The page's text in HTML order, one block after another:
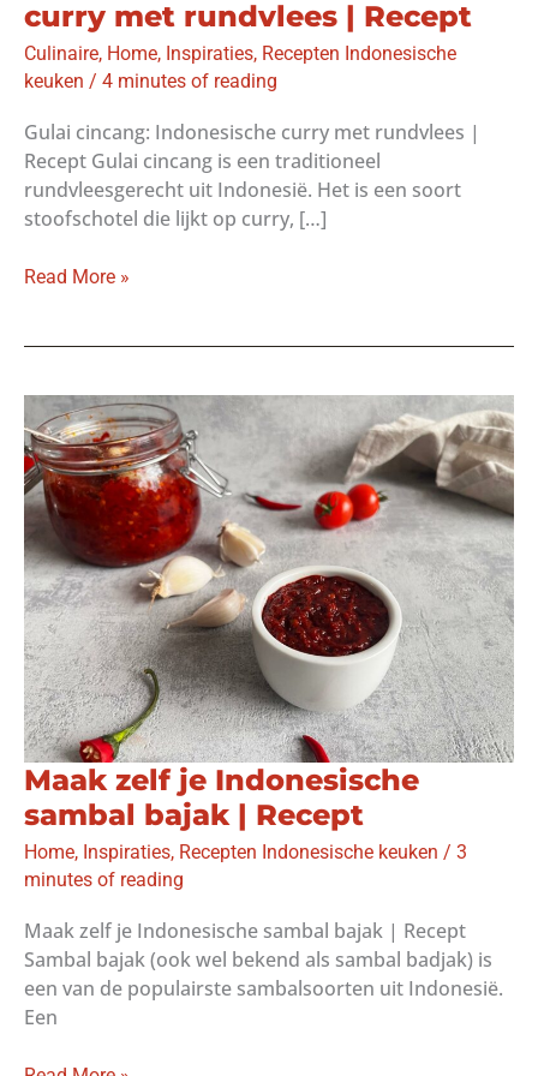
curry met rundvlees | Recept
Culinaire, Home, Inspiraties, Recepten Indonesische
keuken / 4 minutes of reading
Gulai cincang: Indonesische curry met rundvlees |
Recept Gulai cincang is een traditioneel
rundvleesgerecht uit Indonesië. Het is een soort
stoofschotel die lijkt op curry, […]
Gulai
met
rundvlees
|
Recept
Read More »
Maak zelf je Indonesische
sambal bajak | Recept
Home, Inspiraties, Recepten Indonesische keuken / 3
minutes of reading
Maak zelf je Indonesische sambal bajak | Recept
Sambal bajak (ook wel bekend als sambal badjak) is
een van de populairste sambalsoorten uit Indonesië.
Een